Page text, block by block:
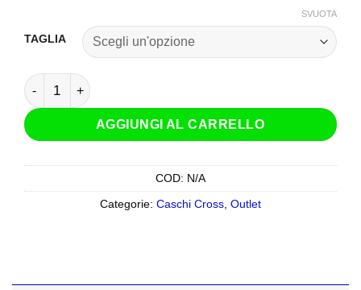
TAGLIA
SVUOTA
Casco Cross LS2 MX700 Subverter Gammax Yellow Green
AGGIUNGI AL CARRELLO
COD: N/A
Categorie: Caschi Cross, Outlet